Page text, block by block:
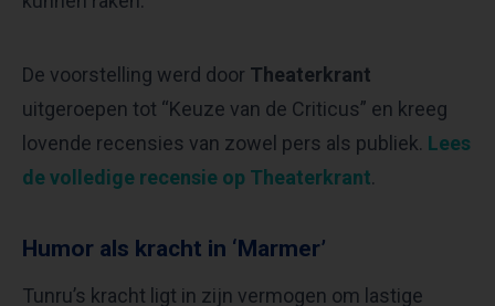
De voorstelling werd door Theaterkrant
uitgeroepen tot “Keuze van de Criticus” en kreeg
lovende recensies van zowel pers als publiek. Lees
de volledige recensie op Theaterkrant.
Humor als kracht in ‘Marmer’
Tunru’s kracht ligt in zijn vermogen om lastige